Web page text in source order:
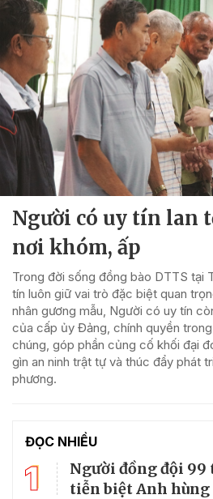
Người có uy tín lan
nơi khóm, ấp
Trong đời sống đồng bào DTTS tại
tín luôn giữ vai trò đặc biệt quan
nhân gương mẫu, Người có uy tín
của cấp ủy Đảng, chính quyền
chúng, góp phần củng cố khối đại
gìn an ninh trật tự và thúc đẩy phát
phương.
ĐỌC NHIỀU
1
Người đồng đội 99
tiễn biệt Anh hùng